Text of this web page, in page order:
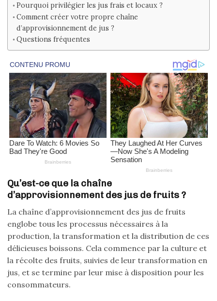
Pourquoi privilégier les jus frais et locaux ?
Comment créer votre propre chaîne
d’approvisionnement de jus ?
Questions fréquentes
Qu’est-ce que la chaîne
d’approvisionnement des jus de fruits ?
La chaîne d’approvisionnement des jus de fruits
englobe tous les processus nécessaires à la
production, la transformation et la distribution de ces
délicieuses boissons. Cela commence par la culture et
la récolte des fruits, suivies de leur transformation en
jus, et se termine par leur mise à disposition pour les
consommateurs.